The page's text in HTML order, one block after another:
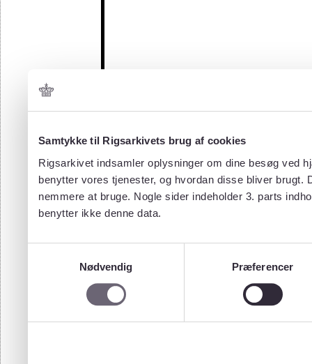
Samtykke til Rigsarkivets brug af cookies
Rigsarkivet indsamler oplysninger om dine besøg ved
benytter vores tjenester, og hvordan disse bliver
nemmere at bruge. Nogle sider indeholder 3. parts
benytter ikke denne data.
Nødvendig
Præferencer